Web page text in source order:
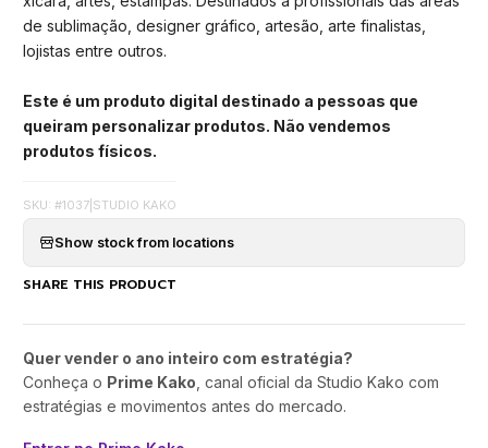
de sublimação, designer gráfico, artesão, arte finalistas,
lojistas entre outros.
Este é um produto digital destinado a pessoas que
queiram personalizar produtos. Não vendemos
produtos físicos.
SKU: #1037 STUDIO KAKO
Show stock from locations
SHARE THIS PRODUCT
Quer vender o ano inteiro com estratégia?
Conheça o Prime Kako , canal oficial da Studio Kako com
estratégias e movimentos antes do mercado.